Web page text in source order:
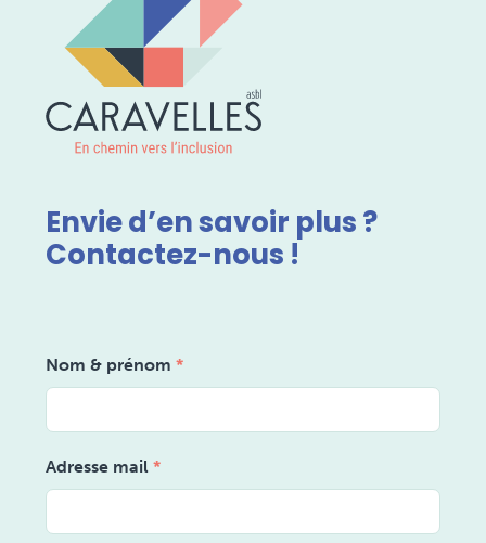
Envie d’en savoir plus ?
Contactez-nous !
Nom & prénom *
Adresse mail *